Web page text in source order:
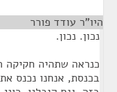
היו"ר עודד פורר
נכון. נכון.
כנראה שתהיה חקיקה
בכנסת, אנחנו נכנס